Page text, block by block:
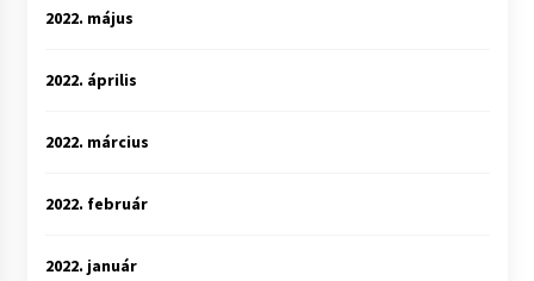
2022. május
2022. április
2022. március
2022. február
2022. január